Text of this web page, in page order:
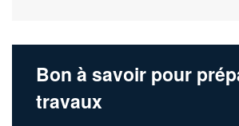
Bon à savoir pour
travaux